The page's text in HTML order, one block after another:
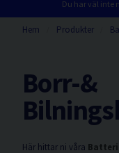
Du har väl inte
Hem Produkter
Borr-&
Här hittar ni våra